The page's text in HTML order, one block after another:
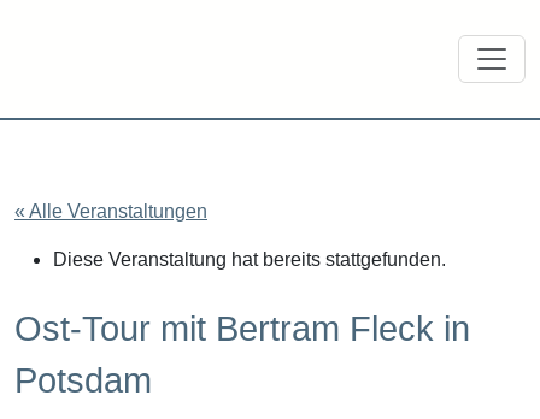
« Alle Veranstaltungen
Diese Veranstaltung hat bereits stattgefunden.
Ost-Tour mit Bertram Fleck in
Potsdam